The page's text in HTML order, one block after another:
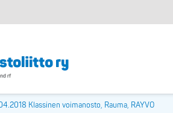
Klassinen voimanosto, Rauma, RAYVO